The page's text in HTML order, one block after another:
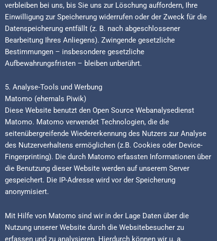
verbleiben bei uns, bis Sie uns zur Löschung auffordern, Ihre
Einwilligung zur Speicherung widerrufen oder der Zweck für die
Datenspeicherung entfällt (z. B. nach abgeschlossener
Bearbeitung Ihres Anliegens). Zwingende gesetzliche
Bestimmungen – insbesondere gesetzliche
Aufbewahrungsfristen – bleiben unberührt.
5. Analyse-Tools und Werbung
Matomo (ehemals Piwik)
Diese Website benutzt den Open Source Webanalysedienst
Matomo. Matomo verwendet Technologien, die die
seitenübergreifende Wiedererkennung des Nutzers zur Analyse
des Nutzerverhaltens ermöglichen (z.B. Cookies oder Device-
Fingerprinting). Die durch Matomo erfassten Informationen über
die Benutzung dieser Website werden auf unserem Server
gespeichert. Die IP-Adresse wird vor der Speicherung
anonymisiert.
Mit Hilfe von Matomo sind wir in der Lage Daten über die
Nutzung unserer Website durch die Websitebesucher zu
erfassen und zu analysieren. Hierdurch können wir u. a.